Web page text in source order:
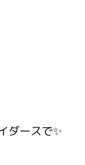
ダースで✨